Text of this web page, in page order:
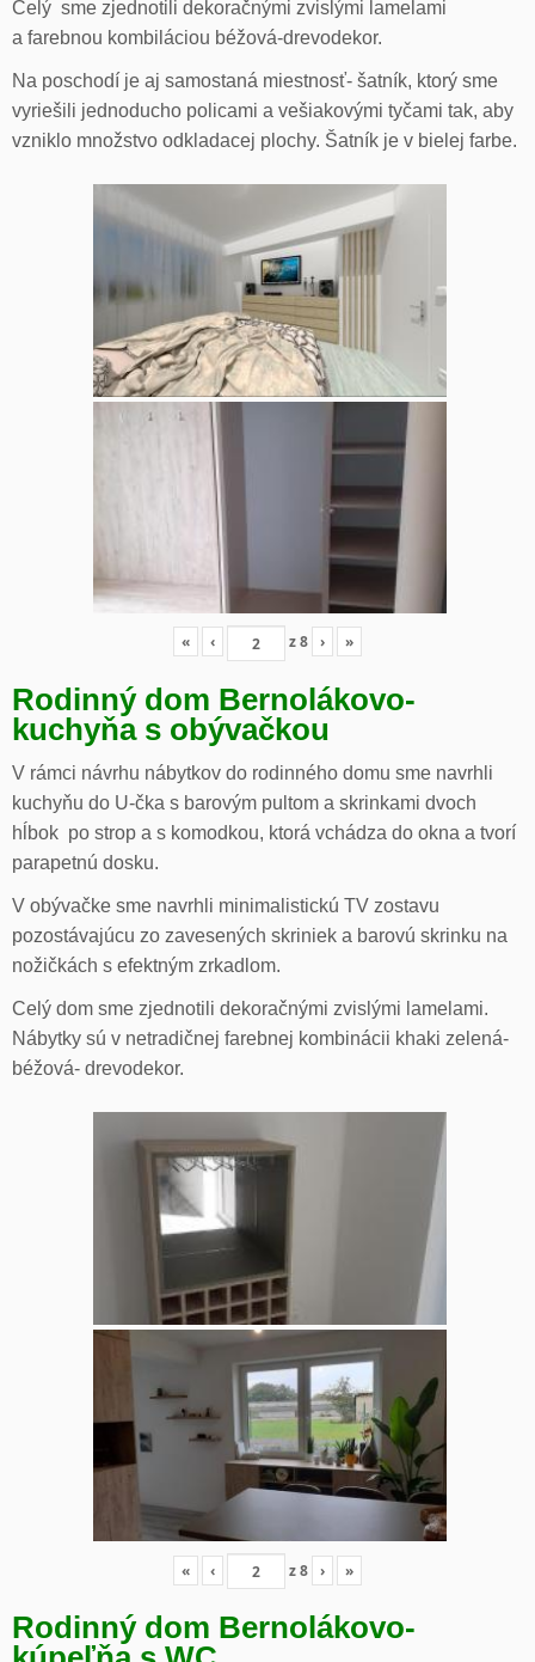
Celý sme zjednotili dekoračnými zvislými lamelami
a farebnou kombiláciou béžová-drevodekor.
Na poschodí je aj samostaná miestnosť- šatník, ktorý sme
vyriešili jednoducho policami a vešiakovými tyčami tak, aby
vzniklo množstvo odkladacej plochy. Šatník je v bielej farbe.
« ‹ z8 › »
Rodinný dom Bernolákovo-
kuchyňa s obývačkou
V rámci návrhu nábytkov do rodinného domu sme navrhli
kuchyňu do U-čka s barovým pultom a skrinkami dvoch
hĺbok po strop a s komodkou, ktorá vchádza do okna a tvorí
parapetnú dosku.
V obývačke sme navrhli minimalistickú TV zostavu
pozostávajúcu zo zavesených skriniek a barovú skrinku na
nožičkách s efektným zrkadlom.
Celý dom sme zjednotili dekoračnými zvislými lamelami.
Nábytky sú v netradičnej farebnej kombinácii khaki zelená-
béžová- drevodekor.
« ‹ z8 › »
Rodinný dom Bernolákovo-